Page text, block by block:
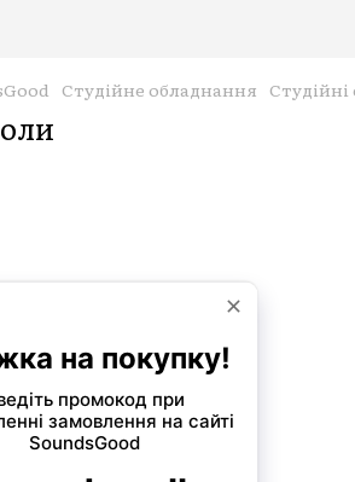
Студійне обладнання